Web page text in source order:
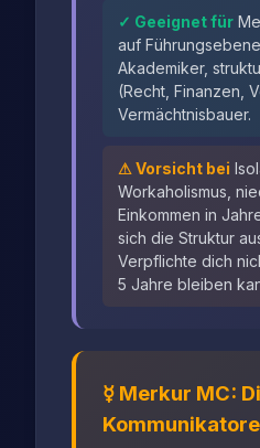
✓ Geeignet für
auf
Akademiker,
(Recht, Finanzen,
Vermächtnisbauer.
⚠ Vorsicht bei
Workaholismus,
Einkommen in
sich die Struktur
Verpflichte dich
5 Jahre bleiben
☿ Merkur MC: